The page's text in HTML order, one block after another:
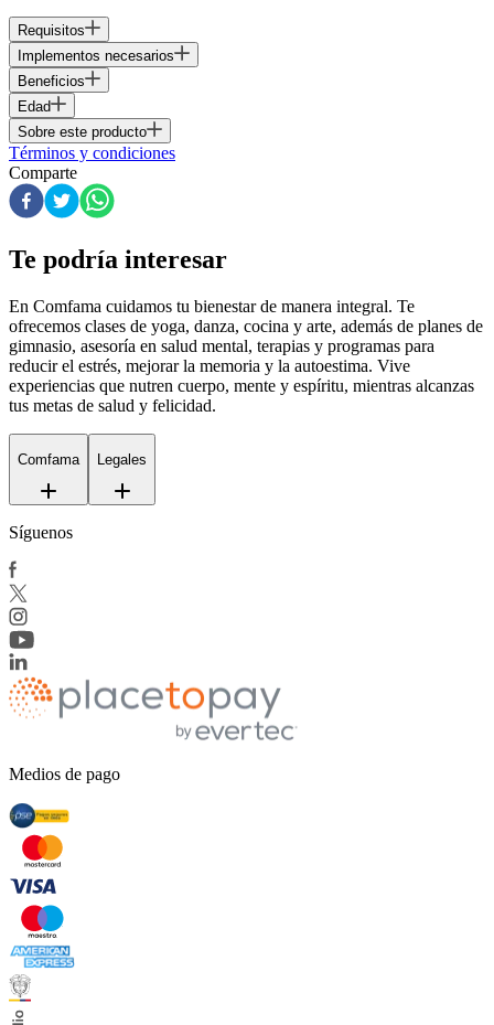
Requisitos
Implementos necesarios
Beneficios
Edad
Sobre este producto
Términos y condiciones
Comparte
Te podría interesar
En Comfama cuidamos tu bienestar de manera integral. Te
ofrecemos clases de yoga, danza, cocina y arte, además de planes de
gimnasio, asesoría en salud mental, terapias y programas para
reducir el estrés, mejorar la memoria y la autoestima. Vive
experiencias que nutren cuerpo, mente y espíritu, mientras alcanzas
tus metas de salud y felicidad.
Comfama Legales
Síguenos
Medios de pago